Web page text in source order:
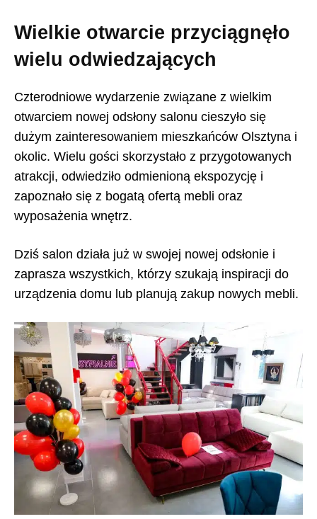
Wielkie otwarcie przyciągnęło
wielu odwiedzających
Czterodniowe wydarzenie związane z wielkim
otwarciem nowej odsłony salonu cieszyło się
dużym zainteresowaniem mieszkańców Olsztyna i
okolic. Wielu gości skorzystało z przygotowanych
atrakcji, odwiedziło odmienioną ekspozycję i
zapoznało się z bogatą ofertą mebli oraz
wyposażenia wnętrz.
Dziś salon działa już w swojej nowej odsłonie i
zaprasza wszystkich, którzy szukają inspiracji do
urządzenia domu lub planują zakup nowych mebli.